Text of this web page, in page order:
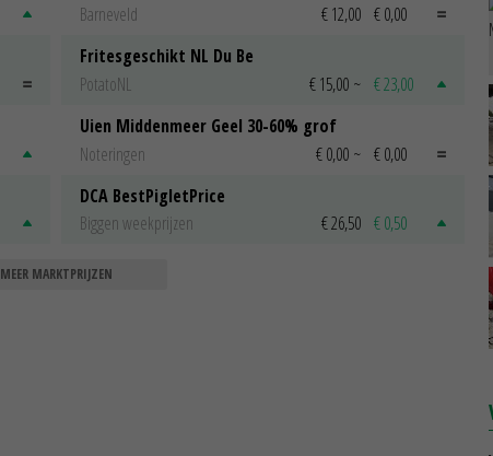
Barneveld
€ 12,00 € 0,00
Fritesgeschikt NL Du Be
PotatoNL
€ 15,00 ~ € 23,00
Uien Middenmeer Geel 30-60% grof
Noteringen
€ 0,00 ~ € 0,00
DCA BestPigletPrice
Biggen weekprijzen
€ 26,50 € 0,50
MEER MARKTPRIJZEN